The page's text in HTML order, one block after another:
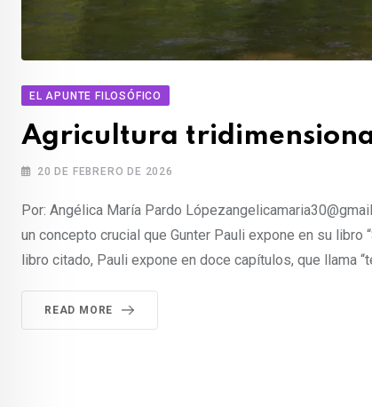
EL APUNTE FILOSÓFICO
Agricultura
20 DE FEBRERO DE 2026
Por: Angélica María Pardo Ló
un concepto crucial que Gunter Pauli expone en su libro
libro citado, Pauli expone en doce capítulos, que llama
READ MORE